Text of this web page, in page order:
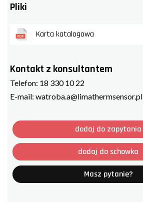
Pliki
Karta katalogowa
Kontakt z konsultantem
Telefon: 18 330 10 22
E-mail: watroba.a@limathermsensor.pl
dodaj do zapytania
dodaj do schowka
Masz pytanie?